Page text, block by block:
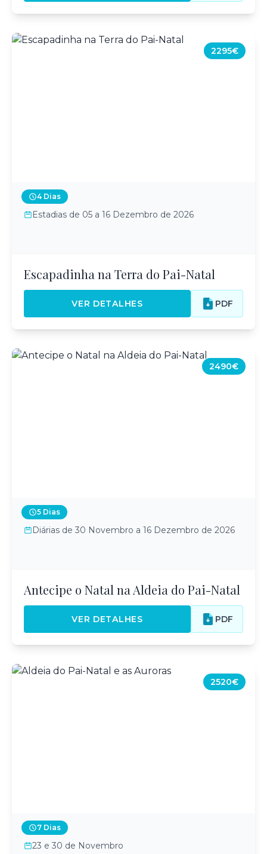
2295€
4 Dias
Estadias de 05 a 16 Dezembro de 2026
Escapadinha na Terra do Pai-Natal
VER DETALHES PDF
2490€
5 Dias
Diárias de 30 Novembro a 16 Dezembro de 2026
Antecipe o Natal na Aldeia do Pai-Natal
VER DETALHES PDF
2520€
7 Dias
23 e 30 de Novembro